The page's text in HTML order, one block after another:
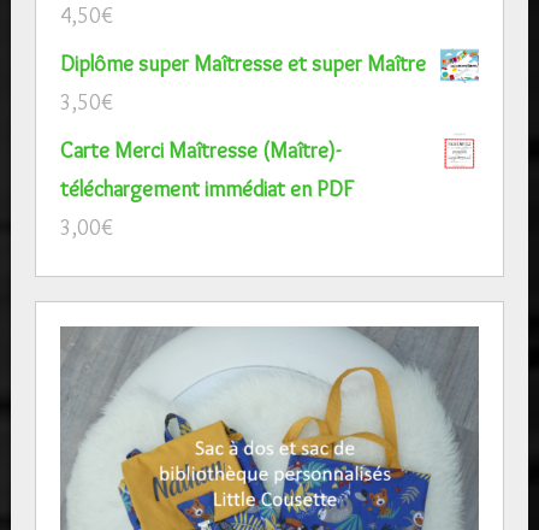
4,50€
Diplôme super Maîtresse et super Maître
3,50€
Carte Merci Maîtresse (Maître)-
téléchargement immédiat en PDF
3,00€